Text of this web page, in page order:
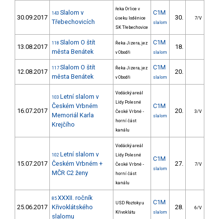
30.09.2017
143 Slalom v
Třebechovicích
řeka Orlice v
úseku loděnice
SK Třebechovice
C1M
slalom
30. 7/V
13.08.2017 118 Slalom O štít
města Benátek
Řeka Jizera, jez
v Obodři
C1M
slalom
18.
12.08.2017 117 Slalom O štít
města Benátek
Řeka Jizera, jez
v Obodři
C1M
slalom
20.
16.07.2017
103 Letní slalom v
Českém Vrbném
Memoriál Karla
Krejčího
Vodácký areál
Lídy Polesné
České Vrbné -
horní část
kanálu
C1M
slalom
20. 3/V
15.07.2017
102 Letní slalom v
Českém Vrbném +
MČR C2 ženy
Vodácký areál
Lídy Polesné
České Vrbné -
horní část
kanálu
C1M
slalom
27. 7/V
25.06.2017
85 XXXII. ročník
Křivoklátského
slalomu
USD Roztoky u
Křivoklátu
C1M
slalom
28. 6/V